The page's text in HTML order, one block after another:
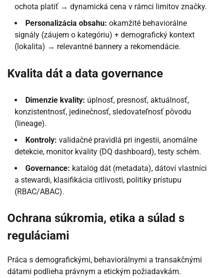
ochota platiť → dynamická cena v rámci limitov značky.
Personalizácia obsahu: okamžité behaviorálne
signály (záujem o kategóriu) + demografický kontext
(lokalita) → relevantné bannery a rekomendácie.
Kvalita dát a data governance
Dimenzie kvality: úplnosť, presnosť, aktuálnosť,
konzistentnosť, jedinečnosť, sledovateľnosť pôvodu
(lineage).
Kontroly: validačné pravidlá pri ingestii, anomálne
detekcie, monitor kvality (DQ dashboard), testy schém.
Governance: katalóg dát (metadata), dátoví vlastníci
a stewardi, klasifikácia citlivosti, politiky prístupu
(RBAC/ABAC).
Ochrana súkromia, etika a súlad s
reguláciami
Práca s demografickými, behaviorálnymi a transakčnými
dátami podlieha právnym a etickým požiadavkám.